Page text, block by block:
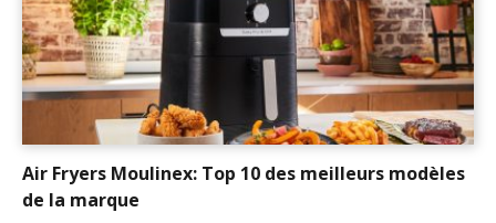
Air Fryers Moulinex: Top 10 des meilleurs modèles
de la marque